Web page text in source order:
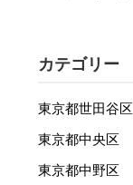
カテゴリー
東京都世田谷区
東京都中央区
東京都中野区